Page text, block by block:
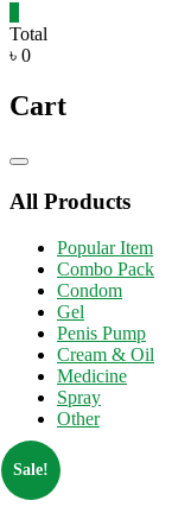
Total
৳ 0
Cart
Catalog
All Products
Popular Item
Combo Pack
Condom
Gel
Penis Pump
Cream & Oil
Medicine
Spray
Other
Sale!